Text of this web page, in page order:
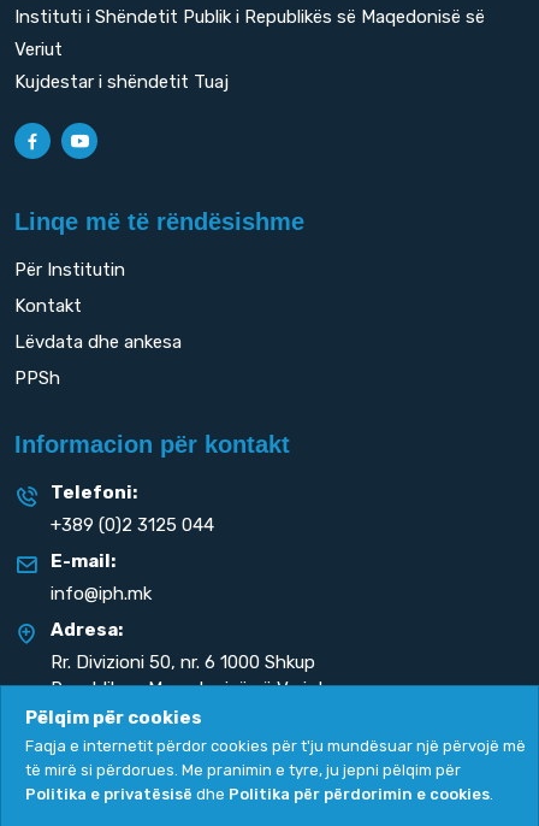
Instituti i Shëndetit Publik i Republikës së Maqedonisë së
Veriut
Kujdestar i shëndetit Tuaj
Linqe më të rëndësishme
Për Institutin
Kontakt
Lëvdata dhe ankesa
PPSh
Informacion për kontakt
Telefoni:
+389 (0)2 3125 044
E-mail:
info@iph.mk
Adresa:
Rr. Divizioni 50, nr. 6 1000 Shkup
Republika e Maqedonisë së Veriut
Politika e privatësisë Politika për përdorimin e cookies
Pëlqim për cookies
Faqja e internetit përdor cookies për t'ju mundësuar një përvojë më
të mirë si përdorues. Me pranimin e tyre, ju jepni pëlqim për
Politika e privatësisë dhe Politika për përdorimin e cookies.